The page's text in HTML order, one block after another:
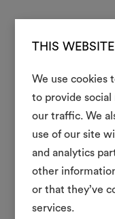
THIS
We use cookies
to provide social
our traffic. We
use of our site
and analytics
other
or that they’ve
services.